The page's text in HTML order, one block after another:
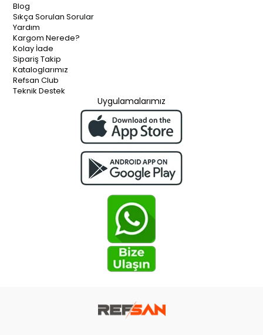
Blog
Sıkça Sorulan Sorular
Yardım
Kargom Nerede?
Kolay İade
Sipariş Takip
Kataloglarımız
Refsan Club
Teknik Destek
Uygulamalarımız